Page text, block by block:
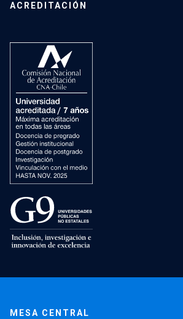
ACREDITACIÓN
MESA CENTRAL